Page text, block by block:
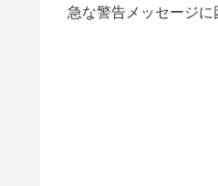
急な警告メッセージ